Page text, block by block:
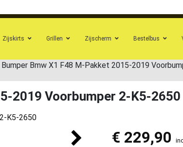
Zijskirts Grillen Zijscherm Bestelbus
Bumper Bmw X1 F48 M-Pakket 2015-2019
2019 Voorbumper 2-K5-2650
€ 229,90